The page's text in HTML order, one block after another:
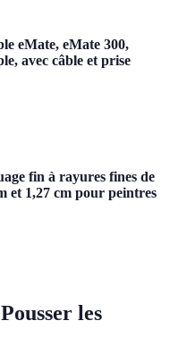
eMate, eMate 300,
avec câble et prise
fin à rayures fines de
et 1,27 cm pour peintres
les